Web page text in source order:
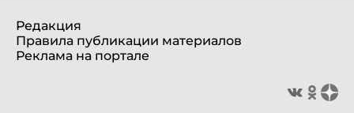
Редакция
Правила публикации материалов
Реклама на портале